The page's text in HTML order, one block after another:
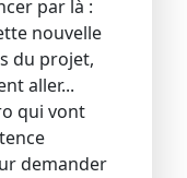
par là :
nouvelle
du projet,
aller...
qui vont
demander